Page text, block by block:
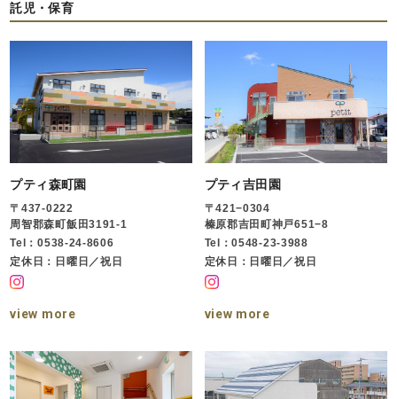
託児・保育
プティ森町園
〒437-0222
周智郡森町飯田3191-1
Tel：0538-24-8606
定休日：日曜日／祝日
view more
プティ吉田園
〒421−0304
榛原郡吉田町神戸651−8
Tel：0548-23-3988
定休日：日曜日／祝日
view more